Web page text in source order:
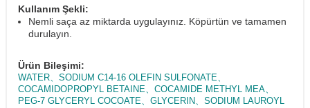
Kullanım Şekli:
Nemli saça az miktarda uygulayınız. Köpürtün ve tamamen
durulayın.
Ürün Bileşimi:
WATER、SODIUM C14-16 OLEFIN SULFONATE、
COCAMIDOPROPYL BETAINE、COCAMIDE METHYL MEA、
PEG-7 GLYCERYL COCOATE、GLYCERIN、SODIUM LAUROYL